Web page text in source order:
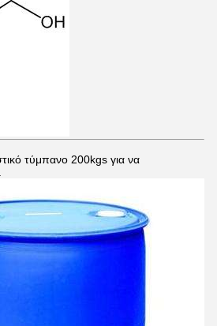
τύμπανο 200kgs για να